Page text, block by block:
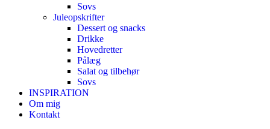
Sovs
Juleopskrifter
Dessert og snacks
Drikke
Hovedretter
Pålæg
Salat og tilbehør
Sovs
INSPIRATION
Om mig
Kontakt